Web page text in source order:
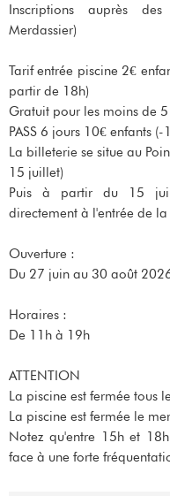
Inscriptions auprès
Merdassier)
Tarif entrée piscine 2€
partir de 18h)
Gratuit pour les moins de
PASS 6 jours 10€ enfants
La billeterie se situe au
15 juillet)
Puis à partir du 15
directement à l'entrée de la
Ouverture :
Du 27 juin au 30 août
Horaires :
De 11h à 19h
ATTENTION
La piscine est fermée tous
La piscine est fermée le
Notez qu'entre 15h et
face à une forte